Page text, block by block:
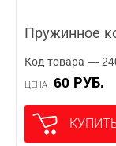
Пружинное
Код товара —
ЦЕНА 60 РУБ.